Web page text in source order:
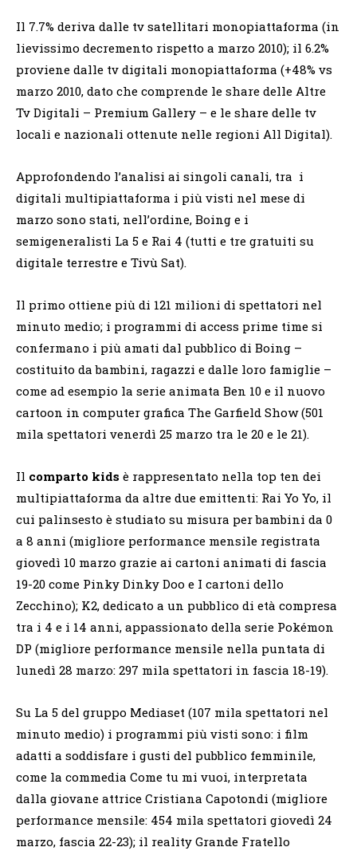
Il 7.7% deriva dalle tv satellitari monopiattaforma (in
lievissimo decremento rispetto a marzo 2010); il 6.2%
proviene dalle tv digitali monopiattaforma (+48% vs
marzo 2010, dato che comprende le share delle Altre
Tv Digitali – Premium Gallery – e le share delle tv
locali e nazionali ottenute nelle regioni All Digital).
Approfondendo l’analisi ai singoli canali, tra i
digitali multipiattaforma i più visti nel mese di
marzo sono stati, nell’ordine, Boing e i
semigeneralisti La 5 e Rai 4 (tutti e tre gratuiti su
digitale terrestre e Tivù Sat).
Il primo ottiene più di 121 milioni di spettatori nel
minuto medio; i programmi di access prime time si
confermano i più amati dal pubblico di Boing –
costituito da bambini, ragazzi e dalle loro famiglie –
come ad esempio la serie animata Ben 10 e il nuovo
cartoon in computer grafica The Garfield Show (501
mila spettatori venerdì 25 marzo tra le 20 e le 21).
Il comparto kids è rappresentato nella top ten dei
multipiattaforma da altre due emittenti: Rai Yo Yo, il
cui palinsesto è studiato su misura per bambini da 0
a 8 anni (migliore performance mensile registrata
giovedì 10 marzo grazie ai cartoni animati di fascia
19-20 come Pinky Dinky Doo e I cartoni dello
Zecchino); K2, dedicato a un pubblico di età compresa
tra i 4 e i 14 anni, appassionato della serie Pokémon
DP (migliore performance mensile nella puntata di
lunedì 28 marzo: 297 mila spettatori in fascia 18-19).
Su La 5 del gruppo Mediaset (107 mila spettatori nel
minuto medio) i programmi più visti sono: i film
adatti a soddisfare i gusti del pubblico femminile,
come la commedia Come tu mi vuoi, interpretata
dalla giovane attrice Cristiana Capotondi (migliore
performance mensile: 454 mila spettatori giovedì 24
marzo, fascia 22-23); il reality Grande Fratello